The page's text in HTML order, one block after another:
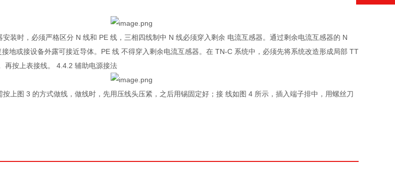
装时，必须严格区分 N 线和 PE 线，三相四线制中 N 线必须穿入剩余 电流互感器。通过剩余电流互感器的 N
地或接设备外露可接近导体。PE 线 不得穿入剩余电流互感器。在 TN-C 系统中，必须先将系统改造形成局部 TT
再按上表接线。 4.4.2 辅助电源接法
上图 3 的方式做线，做线时，先用压线头压紧，之后用锡固定好；接 线如图 4 所示，插入端子排中，用螺丝刀